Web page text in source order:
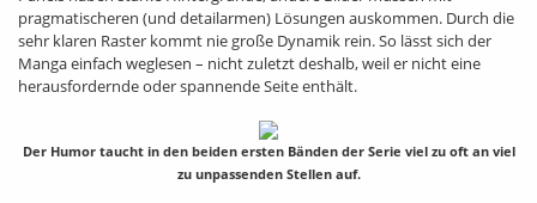
pragmatischeren (und detailarmen) Lösungen auskommen. Durch die
sehr klaren Raster kommt nie große Dynamik rein. So lässt sich der
Manga einfach weglesen – nicht zuletzt deshalb, weil er nicht eine
herausfordernde oder spannende Seite enthält.
Der Humor taucht in den beiden ersten Bänden der Serie viel zu oft an viel
zu unpassenden Stellen auf.